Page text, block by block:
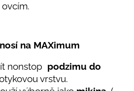
na MAXimum
nonstop podzimu do
vrstvu.